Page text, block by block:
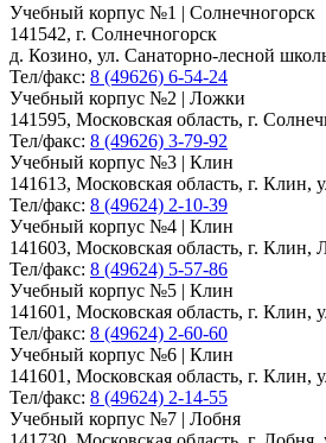
Учебный корпус №1 | Солнечногорск
141542, г. Солнечногорск
д. Козино, ул. Санаторно-лесной
Тел/факс: 8 (49626) 6-54-24
Учебный корпус №2 | Ложки
141595, Московская область, г.
Тел/факс: 8 (49626) 3-79-92
Учебный корпус №3 | Клин
141613, Московская область, г. Клин,
Тел/факс: 8 (49624) 2-10-39
Учебный корпус №4 | Клин
141603, Московская область, г. Клин,
Тел/факс: 8 (49624) 5-57-86
Учебный корпус №5 | Клин
141601, Московская область, г. Клин,
Тел/факс: 8 (49624) 2-60-60
Учебный корпус №6 | Клин
141601, Московская область, г. Клин,
Тел/факс: 8 (49624) 2-14-55
Учебный корпус №7 | Лобня